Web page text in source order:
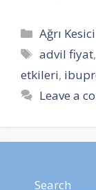
Ağrı
Tags
advil fiyat
etkileri,
Leave a
Search